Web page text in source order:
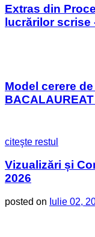
Extras din
lucrărilor scrise
Model cerere
citeşte restul
Vizualizări și
2026
posted on Iulie 02,